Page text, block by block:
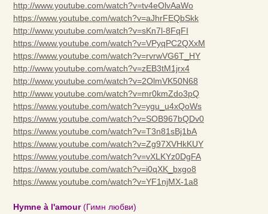
http://www.youtube.com/watch?v=tv4eOlvAaWo
https://www.youtube.com/watch?v=aJhrFEQbSkk
http://www.youtube.com/watch?v=sKn7l-8FqFI
https://www.youtube.com/watch?v=VPyqPC2QXxM
https://www.youtube.com/watch?v=rvrwVG6T_HY
http://www.youtube.com/watch?v=zEB3tM1jrx4
http://www.youtube.com/watch?v=2OlmVK50N68
http://www.youtube.com/watch?v=mr0kmZdo3pQ
https://www.youtube.com/watch?v=ygu_u4xQoWs
https://www.youtube.com/watch?v=SOB967bQDv0
https://www.youtube.com/watch?v=T3n81sBj1bA
https://www.youtube.com/watch?v=Zg97XVHkKUY
https://www.youtube.com/watch?v=vXLKYz0DgFA
https://www.youtube.com/watch?v=i0qXK_bxgo8
https://www.youtube.com/watch?v=YF1njMX-1a8
Hymne à l'amour(Гимн любви)